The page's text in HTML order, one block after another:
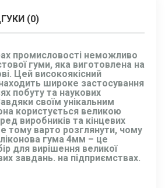
(0)
промисловості неможливо
гуми, яка виготовлена на
Цей високоякісний
широке застосування
побуту та наукових
своїм унікальним
користується великою
виробників та кінцевих
тому варто розглянути, чому
гума 4мм – це
для вирішення великої
завдань. на підприємствах.